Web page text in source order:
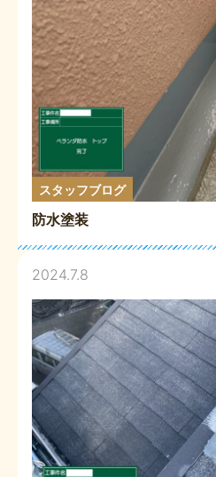
スタッフブログ
防水塗装
2024.7.8